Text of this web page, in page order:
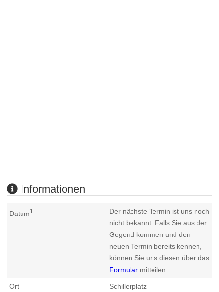
Informationen
Datum1
Der nächste Termin ist uns noch
nicht bekannt. Falls Sie aus der
Gegend kommen und den
neuen Termin bereits kennen,
können Sie uns diesen über das
Formular mitteilen.
Ort
Schillerplatz